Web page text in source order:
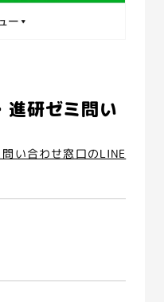
進研ゼミ問い
い合わせ窓口のLINE